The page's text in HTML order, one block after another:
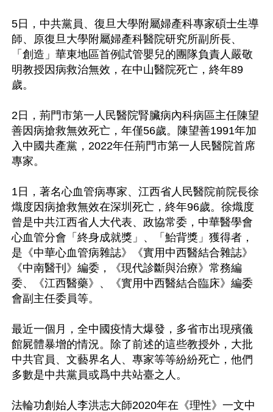
5日，中共黨員、復旦大學附屬婦產科專家碩士生導
師、原復旦大學附屬婦產科醫院研究所副所長、
「創造」華東地區首例試管嬰兒的團隊負責人嚴敬
明教授因病救治無效，在中山醫院死亡，終年89
歲。
2日，荊門市第一人民醫院腎臟病內科病區主任陳望
善因病搶救無效死亡，年僅56歲。陳望善1991年加
入中國共產黨，2022年任荊門市第一人民醫院首席
專家。
1日，著名心血管病專家、江西省人民醫院前院長徐
熾度因病搶救無效在深圳死亡，終年96歲。徐熾度
曾是中共江西省人大代表、政協常委，中華醫學會
心血管分會「終身成就獎」、「鮐背獎」獲得者，
是《中華心血管病雜誌》《實用中西醫結合雜誌》
《中南醫刊》編委，《現代診斷與治療》常務編
委、《江西醫藥》、《實用中西醫結合臨床》編委
會副主任委員等。
最近一個月，全中國疫情大爆發，多省市出現殯儀
館屍體暴增的情況。除了前述的這些教授外，大批
中共官員、文藝界名人、專家等等紛紛死亡，他們
多數是中共黨員或爲中共站臺之人。
法輪功創始人李洪志大師2020年在《理性》一文中